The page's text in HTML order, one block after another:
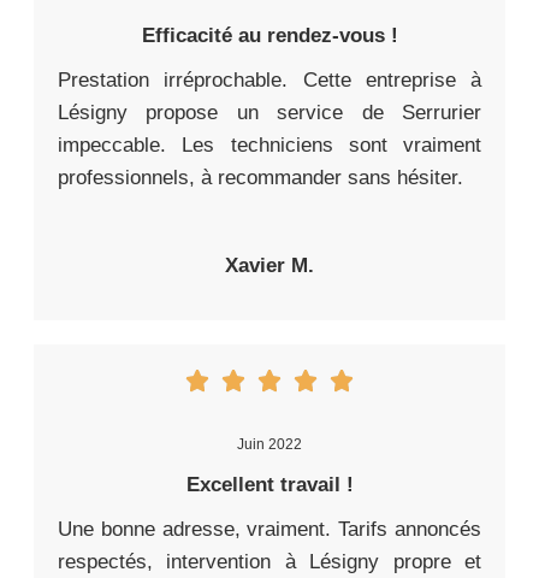
Efficacité au rendez-vous !
Prestation irréprochable. Cette entreprise à
Lésigny propose un service de Serrurier
impeccable. Les techniciens sont vraiment
professionnels, à recommander sans hésiter.
Xavier M.
Juin 2022
Excellent travail !
Une bonne adresse, vraiment. Tarifs annoncés
respectés, intervention à Lésigny propre et